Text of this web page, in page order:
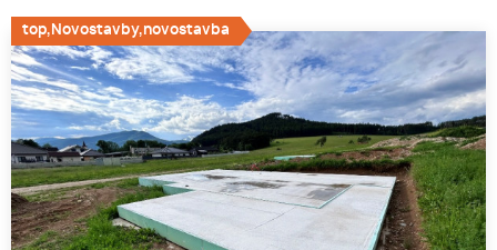
top,Novostavby,novostavba